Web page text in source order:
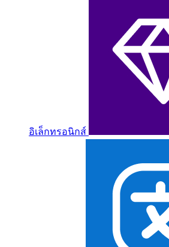
อิเล็กทรอนิกส์